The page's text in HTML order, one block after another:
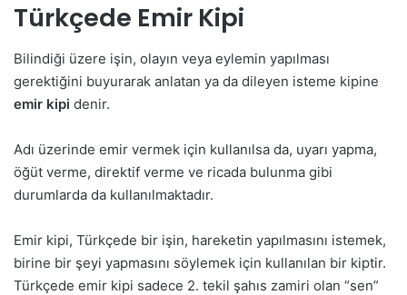
Türkçede Emir Kipi
Bilindiği üzere işin, olayın veya eylemin yapılması
gerektiğini buyurarak anlatan ya da dileyen isteme kipine
emir kipi denir.
Adı üzerinde emir vermek için kullanılsa da, uyarı yapma,
öğüt verme, direktif verme ve ricada bulunma gibi
durumlarda da kullanılmaktadır.
Emir kipi, Türkçede bir işin, hareketin yapılmasını istemek,
birine bir şeyi yapmasını söylemek için kullanılan bir kiptir.
Türkçede emir kipi sadece 2. tekil şahıs zamiri olan “sen”